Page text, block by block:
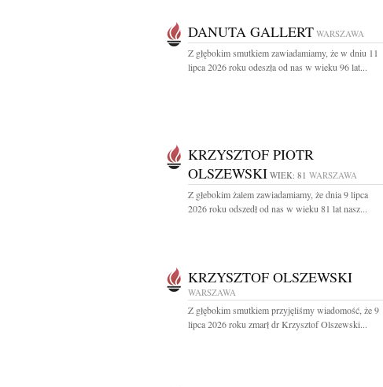
DANUTA GALLERT WARSZAWA
Z głębokim smutkiem zawiadamiamy, że w dniu 11
lipca 2026 roku odeszła od nas w wieku 96 lat...
KRZYSZTOF PIOTR
OLSZEWSKI WIEK: 81 WARSZAWA
Z głebokim żalem zawiadamiamy, że dnia 9 lipca
2026 roku odszedł od nas w wieku 81 lat nasz...
KRZYSZTOF OLSZEWSKI
WARSZAWA
Z głębokim smutkiem przyjęliśmy wiadomość, że 9
lipca 2026 roku zmarł dr Krzysztof Olszewski...